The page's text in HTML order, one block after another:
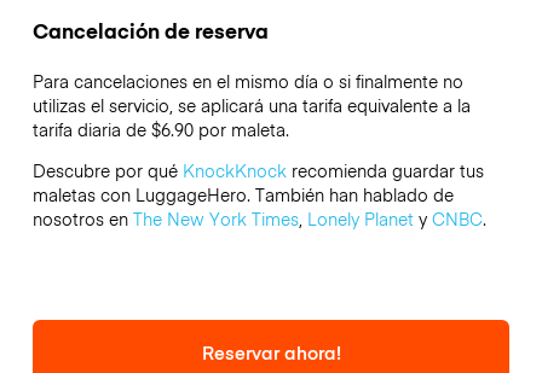
Cancelación de reserva
Para cancelaciones en el mismo día o si finalmente no
utilizas el servicio, se aplicará una tarifa equivalente a la
tarifa diaria de $6.90 por maleta.
Descubre por qué KnockKnockrecomienda guardar tus
maletas con LuggageHero. También han hablado de
nosotros en The New York Times, Lonely Planety CNBC.
Reservar ahora!